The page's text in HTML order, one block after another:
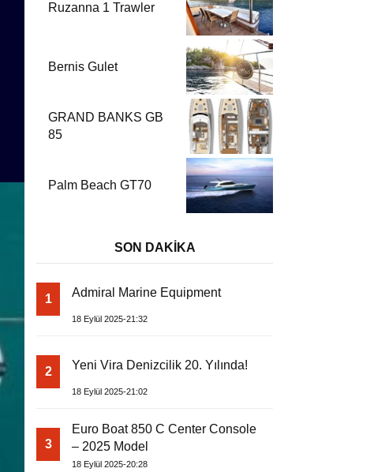
Ruzanna 1 Trawler
Bernis Gulet
GRAND BANKS GB
85
Palm Beach GT70
SON DAKİKA
1 Admiral Marine Equipment
18 Eylül 2025-21:32
2 Yeni Vira Denizcilik 20. Yılında!
18 Eylül 2025-21:02
3
Euro Boat 850 C Center Console
– 2025 Model
18 Eylül 2025-20:28